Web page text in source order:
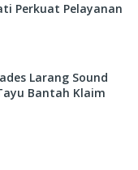
Perkuat Pelayanan
Larang Sound
Bantah Klaim